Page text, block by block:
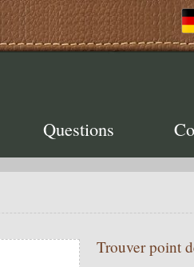
Questions
Trouver point